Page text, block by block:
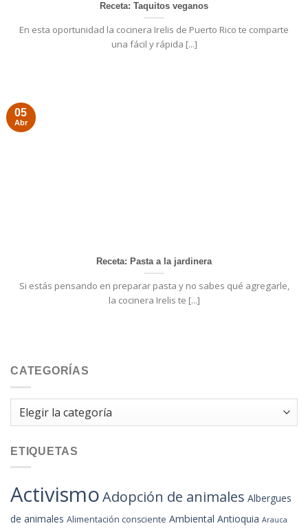
CATEGORÍAS
ETIQUETAS
ActivismoAdopción de animales Albergues
de animales Alimentación consciente Ambiental Antioquia Arauca
Receta: Taquitos veganos
En esta oportunidad la cocinera Irelis de Puerto Rico te comparte
una fácil y rápida [...]
Receta: Pasta a la jardinera
Si estás pensando en preparar pasta y no sabes qué agregarle,
la cocinera Irelis te [...]
05
Abr